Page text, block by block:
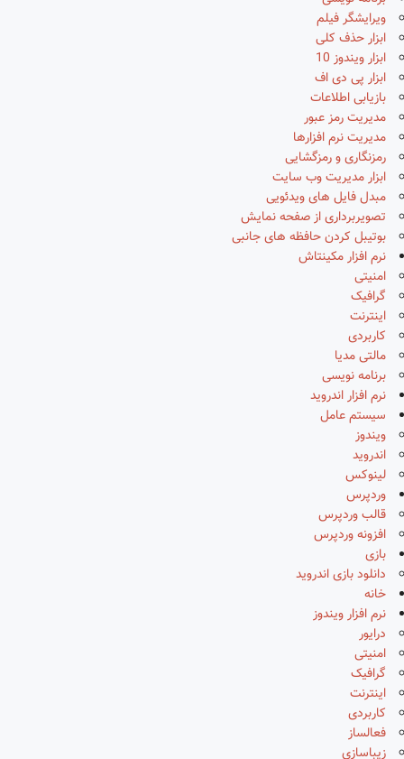
ویرایشگر فیلم
ابزار حذف کلی
ابزار ویندوز 10
ابزار پی دی اف
بازیابی اطلاعات
مدیریت رمز عبور
مدیریت نرم افزارها
رمزنگاری و رمزگشایی
ابزار مدیریت وب سایت
مبدل فایل های ویدئویی
تصویربرداری از صفحه نمایش
بوتیبل کردن حافظه های جانبی
نرم افزار مکینتاش
امنیتی
گرافیک
اینترنت
کاربردی
مالتی مدیا
برنامه نویسی
نرم افزار اندروید
سیستم عامل
ویندوز
اندروید
لینوکس
وردپرس
قالب وردپرس
افزونه وردپرس
بازی
دانلود بازی اندروید
خانه
نرم افزار ویندوز
درایور
امنیتی
گرافیک
اینترنت
کاربردی
فعالساز
زیباسازی